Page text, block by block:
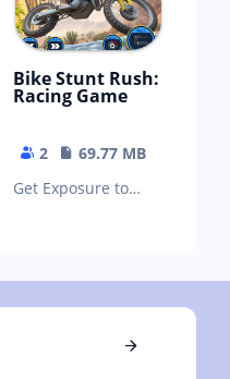
Bike Stunt Rush:
Racing Game
2
69.77 MB
Get Exposure to